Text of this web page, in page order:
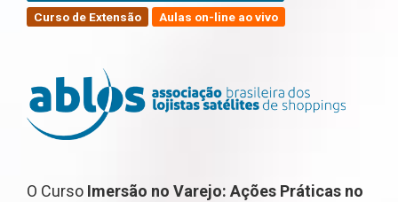
Curso de Extensão
Aulas on-line ao vivo
O Curso Imersão no Varejo: Ações Práticas no